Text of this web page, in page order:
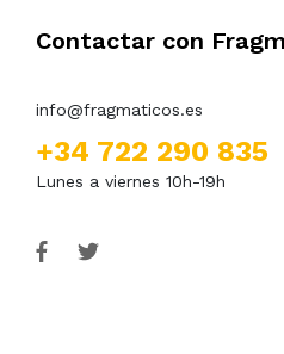
Contactar con
info@fragmaticos.es
+34 722 290 835
Lunes a viernes 10h-19h